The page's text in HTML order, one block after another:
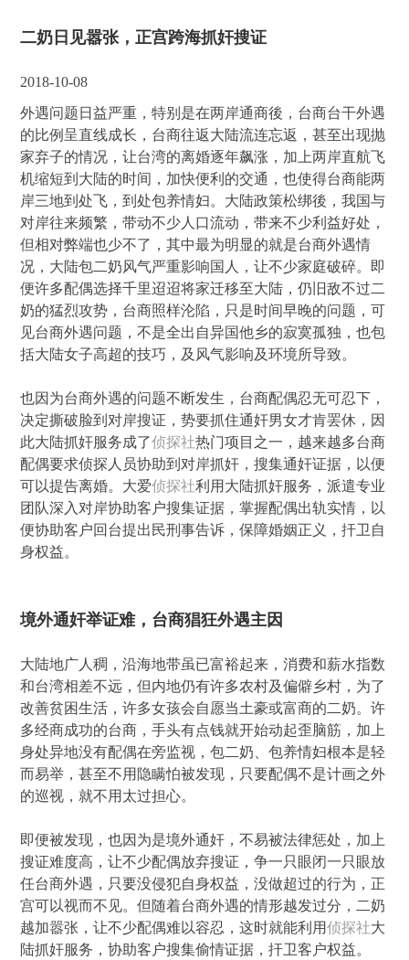
二奶日见嚣张，正宫跨海抓奸搜证
2018-10-08
外遇问题日益严重，特别是在两岸通商後，台商台干外遇
的比例呈直线成长，台商往返大陆流连忘返，甚至出现抛
家弃子的情况，让台湾的离婚逐年飙涨，加上两岸直航飞
机缩短到大陆的时间，加快便利的交通，也使得台商能两
岸三地到处飞，到处包养情妇。大陆政策松绑後，我国与
对岸往来频繁，带动不少人口流动，带来不少利益好处，
但相对弊端也少不了，其中最为明显的就是台商外遇情
况，大陆包二奶风气严重影响国人，让不少家庭破碎。即
便许多配偶选择千里迢迢将家迁移至大陆，仍旧敌不过二
奶的猛烈攻势，台商照样沦陷，只是时间早晚的问题，可
见台商外遇问题，不是全出自异国他乡的寂寞孤独，也包
括大陆女子高超的技巧，及风气影响及环境所导致。
也因为台商外遇的问题不断发生，台商配偶忍无可忍下，
决定撕破脸到对岸搜证，势要抓住通奸男女才肯罢休，因
此大陆抓奸服务成了侦探社热门项目之一，越来越多台商
配偶要求侦探人员协助到对岸抓奸，搜集通奸证据，以便
可以提告离婚。大爱侦探社利用大陆抓奸服务，派遣专业
团队深入对岸协助客户搜集证据，掌握配偶出轨实情，以
便协助客户回台提出民刑事告诉，保障婚姻正义，扞卫自
身权益。
境外通奸举证难，台商猖狂外遇主因
大陆地广人稠，沿海地带虽已富裕起来，消费和薪水指数
和台湾相差不远，但内地仍有许多农村及偏僻乡村，为了
改善贫困生活，许多女孩会自愿当土豪或富商的二奶。许
多经商成功的台商，手头有点钱就开始动起歪脑筋，加上
身处异地没有配偶在旁监视，包二奶、包养情妇根本是轻
而易举，甚至不用隐瞒怕被发现，只要配偶不是计画之外
的巡视，就不用太过担心。
即便被发现，也因为是境外通奸，不易被法律惩处，加上
搜证难度高，让不少配偶放弃搜证，争一只眼闭一只眼放
任台商外遇，只要没侵犯自身权益，没做超过的行为，正
宫可以视而不见。但随着台商外遇的情形越发过分，二奶
越加嚣张，让不少配偶难以容忍，这时就能利用侦探社大
陆抓奸服务，协助客户搜集偷情证据，扞卫客户权益。